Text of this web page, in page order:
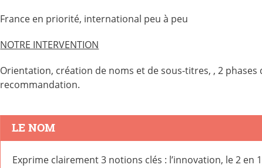
France en priorité, international peu à peu
NOTRE INTERVENTION
Orientation, création de noms et de sous-titres, , 2 phases
recommandation.
LE NOM
Exprime clairement 3 notions clés : l’innovation, le 2 en